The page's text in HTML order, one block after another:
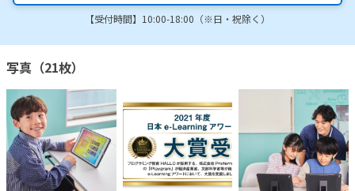
【受付時間】10:00-18:00（※日・祝除く）
写真（21枚）